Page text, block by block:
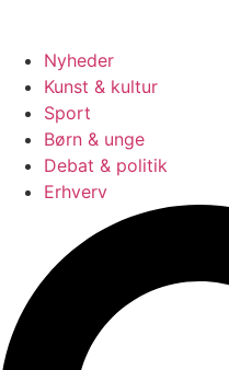
Nyheder
Kunst & kultur
Sport
Børn & unge
Debat & politik
Erhverv